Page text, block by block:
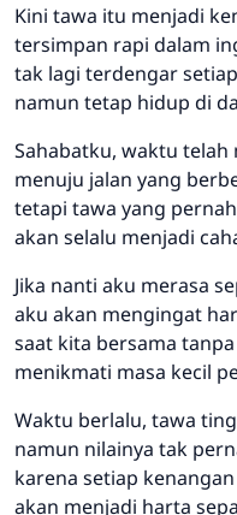
Kini tawa itu menjadi
tersimpan rapi dalam
tak lagi terdengar
namun tetap hidup di
Sahabatku, waktu telah
menuju jalan yang
tetapi tawa yang
akan selalu menjadi
Jika nanti aku merasa
aku akan mengingat
saat kita bersama
menikmati masa kecil
Waktu berlalu, tawa
namun nilainya tak
karena setiap
akan menjadi harta